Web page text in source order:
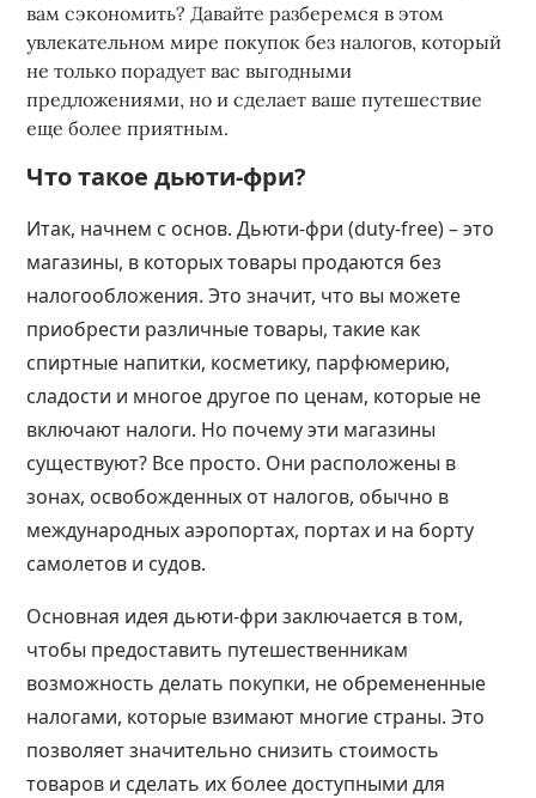
вам сэкономить? Давайте разберемся в этом
увлекательном мире покупок без налогов, который
не только порадует вас выгодными
предложениями, но и сделает ваше путешествие
еще более приятным.
Что такое дьюти-фри?
Итак, начнем с основ. Дьюти-фри (duty-free) – это
магазины, в которых товары продаются без
налогообложения. Это значит, что вы можете
приобрести различные товары, такие как
спиртные напитки, косметику, парфюмерию,
сладости и многое другое по ценам, которые не
включают налоги. Но почему эти магазины
существуют? Все просто. Они расположены в
зонах, освобожденных от налогов, обычно в
международных аэропортах, портах и на борту
самолетов и судов.
Основная идея дьюти-фри заключается в том,
чтобы предоставить путешественникам
возможность делать покупки, не обремененные
налогами, которые взимают многие страны. Это
позволяет значительно снизить стоимость
товаров и сделать их более доступными для